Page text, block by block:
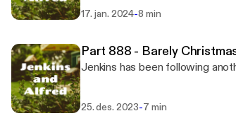
17. jan. 2024-8 min
Part 888 - Barely
Jenkins has been following
25. des. 2023-7 min